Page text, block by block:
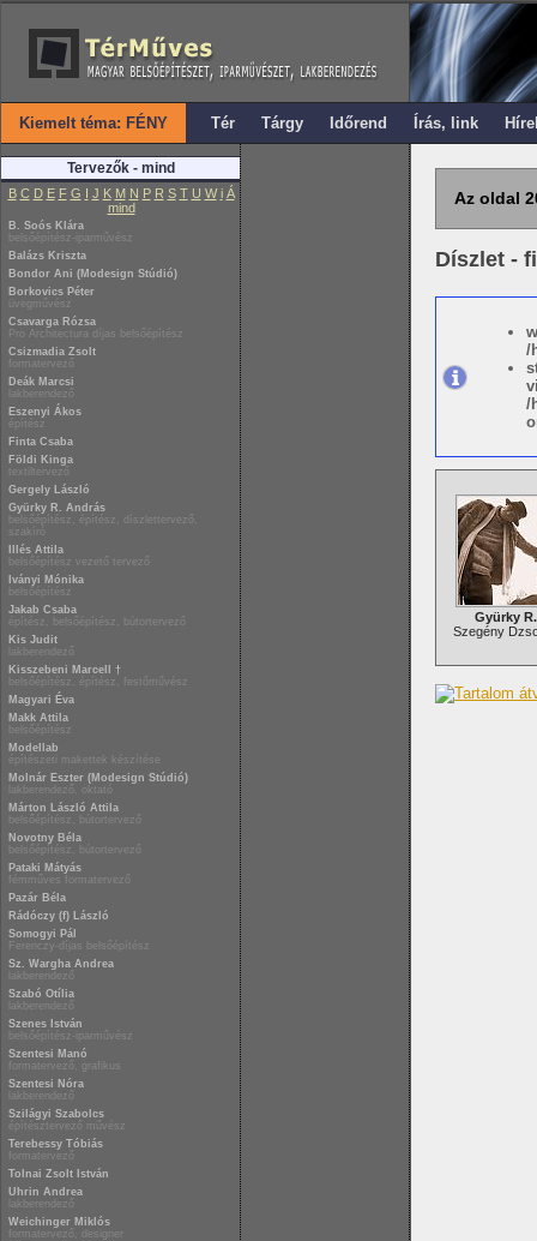
Kiemelt téma: FÉNY Tér Tárgy Időrend Írás, link
Tervezők - mind
B C D E F G I J K M N P R S T U W i Á
mind
B. Soós Klára
belsőépítész-iparművész
Balázs Kriszta
Bondor Ani (Modesign Stúdió)
Borkovics Péter
üvegművész
Csavarga Rózsa
Pro Architectura díjas belsőépítész
Csizmadia Zsolt
formatervező
Deák Marcsi
lakberendező
Eszenyi Ákos
építész
Finta Csaba
Földi Kinga
textiltervező
Gergely László
Gyürky R. András
belsőépítész, építész, díszlettervező,
szakíró
Illés Attila
belsőépítész vezető tervező
Iványi Mónika
belsőépítész
Jakab Csaba
építész, belsőépítész, bútortervező
Kis Judit
lakberendező
Kisszebeni Marcell †
belsőépítész, építész, festőművész
Magyari Éva
Makk Attila
belsőépítész
Modellab
építészeti makettek készítése
Molnár Eszter (Modesign Stúdió)
lakberendező, oktató
Márton László Attila
belsőépítész, bútortervező
Novotny Béla
belsőépítész, bútortervező
Pataki Mátyás
fémműves formatervező
Pazár Béla
Rádóczy (f) László
Somogyi Pál
Ferenczy-díjas belsőépítész
Sz. Wargha Andrea
lakberendező
Szabó Otília
lakberendező
Szenes István
belsőépítész-iparművész
Szentesi Manó
formatervező, grafikus
Szentesi Nóra
lakberendező
Szilágyi Szabolcs
építésztervező művész
Terebessy Tóbiás
formatervező
Tolnai Zsolt István
Uhrin Andrea
lakberendező
Weichinger Miklós
formatervező, designer
Az oldal
Díszlet -
/
/
Gyürky
Szegény